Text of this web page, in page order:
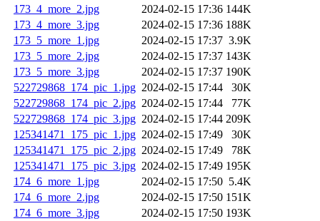
173_4_more_2.jpg
2024-02-15 17:36 144K
173_4_more_3.jpg
2024-02-15 17:36 188K
173_5_more_1.jpg
2024-02-15 17:37 3.9K
173_5_more_2.jpg
2024-02-15 17:37 143K
173_5_more_3.jpg
2024-02-15 17:37 190K
522729868_174_pic_1.jpg 2024-02-15 17:44
30K
522729868_174_pic_2.jpg 2024-02-15 17:44
77K
522729868_174_pic_3.jpg 2024-02-15 17:44 209K
125341471_175_pic_1.jpg 2024-02-15 17:49
30K
125341471_175_pic_2.jpg 2024-02-15 17:49
78K
125341471_175_pic_3.jpg 2024-02-15 17:49 195K
174_6_more_1.jpg
2024-02-15 17:50 5.4K
174_6_more_2.jpg
2024-02-15 17:50 151K
174_6_more_3.jpg
2024-02-15 17:50 193K